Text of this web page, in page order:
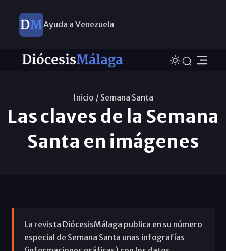
Ayuda a Venezuela
Inicio / Semana Santa
Las claves de la Semana
Santa en imágenes
La revista DiócesisMálaga publica en su número
especial de Semana Santa unas infografías